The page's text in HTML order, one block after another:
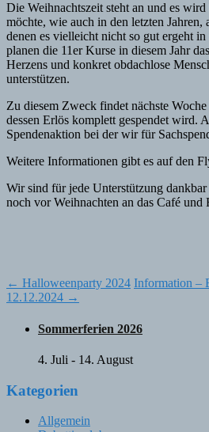
Die Weihnachtszeit steht an und es
möchte, wie auch in den letzten Jahren,
denen es vielleicht nicht so gut ergeht
planen die 11er Kurse in diesem Jahr
Herzens und konkret obdachlose
unterstützen.
Zu diesem Zweck findet nächste
dessen Erlös komplett gespendet wird.
Spendenaktion bei der wir für
Weitere Informationen gibt es auf den
Wir sind für jede Unterstützung
noch vor Weihnachten an das Café und
Post
navigation
← Halloweenparty 2024 Information –
12.12.2024 →
Sommerferien 2026
4. Juli - 14. August
Kategorien
Allgemein